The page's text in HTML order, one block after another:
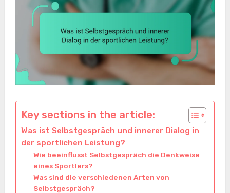
Key sections in the article:
Was ist Selbstgespräch und innerer Dialog in
der sportlichen Leistung?
Wie beeinflusst Selbstgespräch die Denkweise
eines Sportlers?
Was sind die verschiedenen Arten von
Selbstgespräch?